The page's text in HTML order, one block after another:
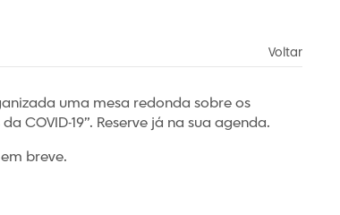
Voltar
uma mesa redonda sobre os
COVID-19”. Reserve já na sua agenda.
breve.